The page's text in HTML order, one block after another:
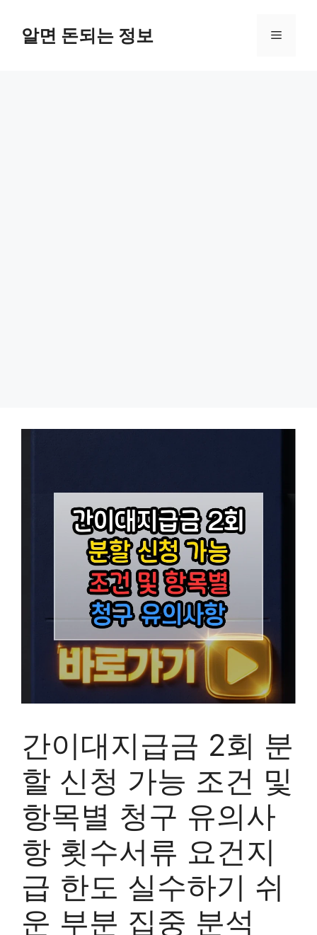
알면 돈되는 정보 메
간이대지급금 2회 분
할 신청 가능 조건 및
항목별 청구 유의사
항 횟수서류 요건지
급 한도 실수하기 쉬
운 부분 집중 분석